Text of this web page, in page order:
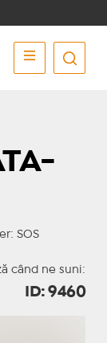
SOS
când ne suni:
ID: 9460